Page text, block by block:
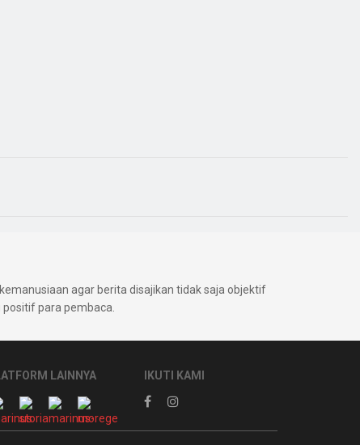
agar berita disajikan tidak saja objektif
para pembaca.
LAINNYA IKUTI KAMI